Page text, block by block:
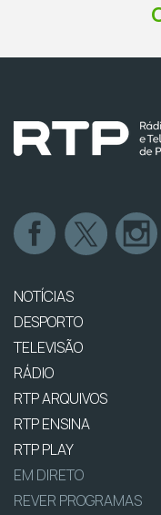
NOTÍCIAS
DESPORTO
TELEVISÃO
RÁDIO
RTP ARQUIVOS
RTP ENSINA
RTP PLAY
EM DIRETO
REVER PROGRAMAS